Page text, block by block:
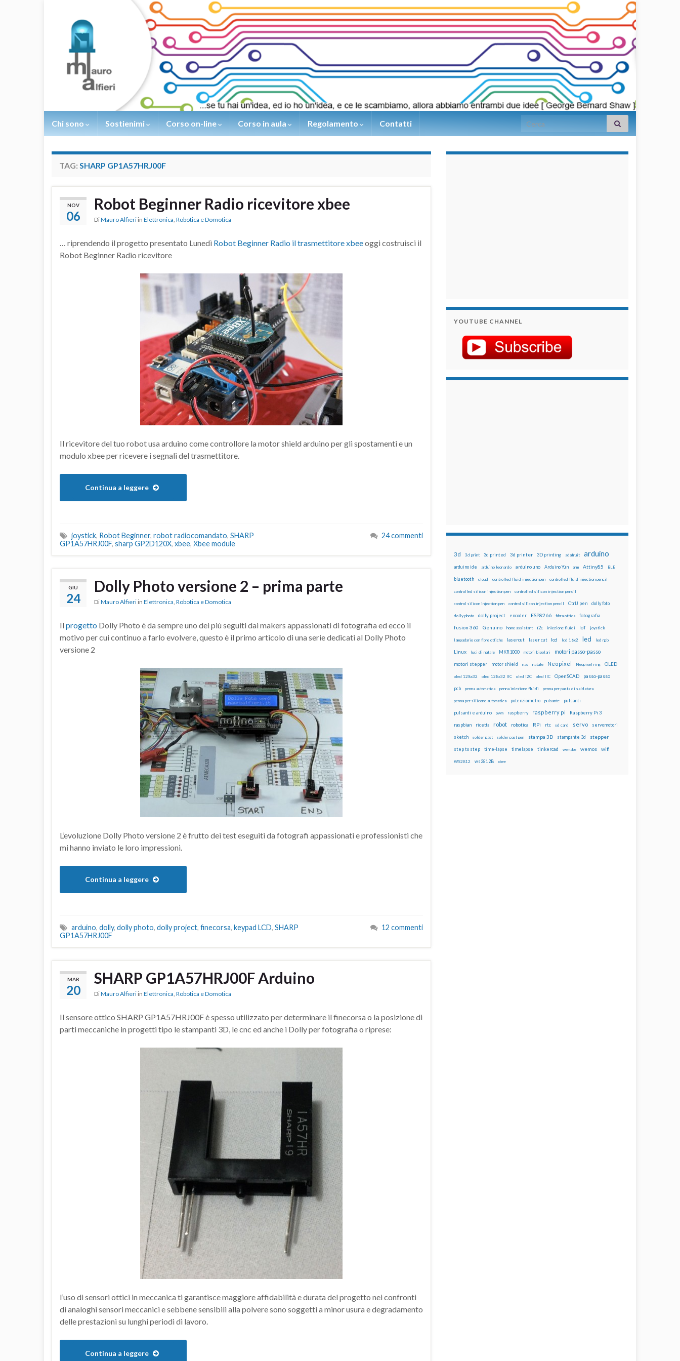
Chi sono Sostienimi Corso on-line Corso in aula Regolamento Contatti Search for:
TAG: SHARP GP1A57HRJ00F
NOV
06
Robot Beginner Radio ricevitore xbee
DiMauro Alfieri in Elettronica, Robotica e Domotica
… riprendendo il progetto presentato Lunedì Robot Beginner Radio il trasmettitore xbeeoggi costruisci il
Robot Beginner Radio ricevitore
Il ricevitore del tuo robot usa arduino come controllore la motor shield arduino per gli spostamenti e un
modulo xbee per ricevere i segnali del trasmettitore.
Continua a leggere
joystick, Robot Beginner, robot radiocomandato, SHARP
GP1A57HRJ00F, sharp GP2D120X, xbee, Xbee module
24 commenti
GIU
24
Dolly Photo versione 2 – prima parte
DiMauro Alfieri in Elettronica, Robotica e Domotica
Il progetto Dolly Photo è da sempre uno dei più seguiti dai makers appassionati di fotografia ed ecco il
motivo per cui continuo a farlo evolvere, questo è il primo articolo di una serie dedicati al Dolly Photo
versione 2
L’evoluzione Dolly Photo versione 2 è frutto dei test eseguiti da fotografi appassionati e professionisti che
mi hanno inviato le loro impressioni.
Continua a leggere
arduino, dolly, dolly photo, dolly project, finecorsa, keypad LCD, SHARP
GP1A57HRJ00F
12 commenti
MAR
20
SHARP GP1A57HRJ00F Arduino
DiMauro Alfieri in Elettronica, Robotica e Domotica
Il sensore ottico SHARP GP1A57HRJ00F è spesso utilizzato per determinare il finecorsa o la posizione di
parti meccaniche in progetti tipo le stampanti 3D, le cnc ed anche i Dolly per fotografia o riprese:
l’uso di sensori ottici in meccanica ti garantisce maggiore affidabilità e durata del progetto nei confronti
di analoghi sensori meccanici e sebbene sensibili alla polvere sono soggetti a minor usura e degradamento
delle prestazioni su lunghi periodi di lavoro.
Continua a leggere
YOUTUBE CHANNEL
3d 3d print 3d printed 3d printer 3D printing adafruit arduino
arduino ide arduino leonardo arduino uno Arduino Yún arm Attiny85 BLE
bluetooth cloud controlled fluid injection pen controlled fluid injection pencil
controlled silicon injection pen controlled silicon injection pencil
control silicon injection pen control silicon injection pencil CtrlJ pen dolly foto
dolly photo dolly project encoder ESP8266 fibra ottica fotografia
fusion 360 Genuino home assistant i2c iniezione fluidi IoT joystick
lampadario con fibre ottiche lasercut laser cut lcd lcd 16x2 led led rgb
Linux luci di natale MKR1000 motori bipolari motori passo-passo
motori stepper motor shield nas natale Neopixel Neopixel ring OLED
oled 128x32 oled 128x32 IIC oled i2C oled IIC OpenSCAD passo-passo
pcb penna automatica penna iniezione fluidi penna per pasta di saldatura
penna per silicone automatica potenziometro pulsante pulsanti
pulsanti e arduino pwm raspberry raspberry pi Raspberry Pi 3
raspbian ricetta robot robotica RPi rtc sd card servo servomotori
sketch solder past solder past pen stampa 3D stampante 3d stepper
step to step time-lapse timelapse tinkercad wemake wemos wifi
WS2812 ws2812B xbee